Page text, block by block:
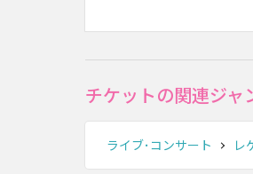
チケットの関連ジャ
ライブ･コンサート レ